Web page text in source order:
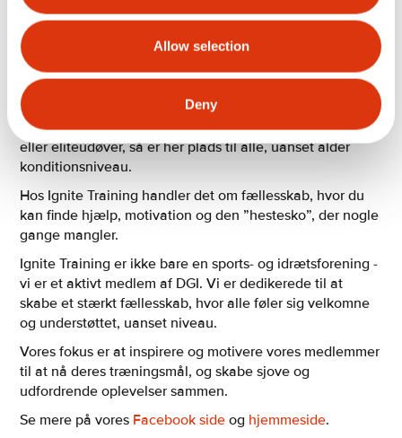
Allow selection
Deny
Vi deler en passion for træning, en aktiv livsstil og
fællesskab!
Hos Ignite Training dyrker vi bl.a. OCR (forhindringsløb),
HYROX inspireret, funktionel styrketræning, trail og
almindelige løb.
Ligegyldigt om du er nybegynder, erfaren atlet, motionist
eller eliteudøver, så er her plads til alle, uanset alder
konditionsniveau.
Hos Ignite Training handler det om fællesskab, hvor du
kan finde hjælp, motivation og den ”hestesko”, der nogle
gange mangler.
Ignite Training er ikke bare en sports- og idrætsforening -
vi er et aktivt medlem af DGI. Vi er dedikerede til at
skabe et stærkt fællesskab, hvor alle føler sig velkomne
og understøttet, uanset niveau.
Vores fokus er at inspirere og motivere vores medlemmer
til at nå deres træningsmål, og skabe sjove og
udfordrende oplevelser sammen.
Se mere på vores Facebook sideog hjemmeside.